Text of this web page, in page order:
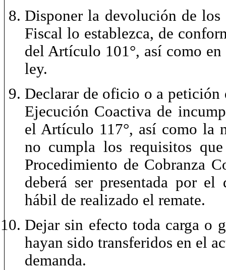
Disponer la devolución de los
Fiscal lo establezca, de
del Artículo 101°, así como en
ley.
Declarar de oficio o a
Ejecución Coactiva de
el Artículo 117°, así como la
no cumpla los requisitos
Procedimiento de Cobranza
deberá ser presentada por
hábil de realizado el remate.
Dejar sin efecto toda carga o
hayan sido transferidos en el
demanda.